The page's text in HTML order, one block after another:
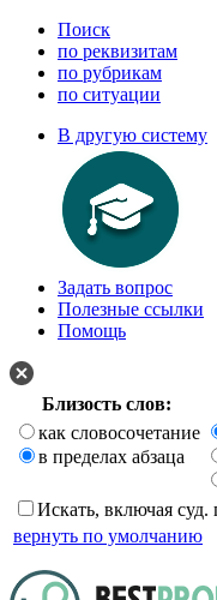
Поиск
по реквизитам
по рубрикам
по ситуации
В другую систему
Задать вопрос
Полезные ссылки
Помощь
Близость слов:
как словосочетание
в пределах абзаца
Искать, включая суд.
вернуть по умолчанию